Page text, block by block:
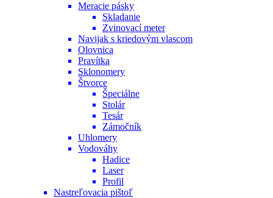
Meracie pásky
Skladanie
Zvinovací meter
Navijak s kriedovým vlascom
Olovnica
Pravítka
Sklonomery
Štvorce
Špeciálne
Stolár
Tesár
Zámočník
Uhlomery
Vodováhy
Hadice
Laser
Profil
Nastreľovacia pištoľ